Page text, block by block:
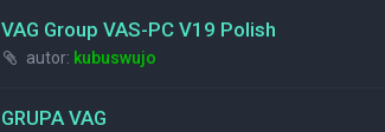
VAG Group VAS-PC V19 Polish
autor: kubuswujo
GRUPA VAG